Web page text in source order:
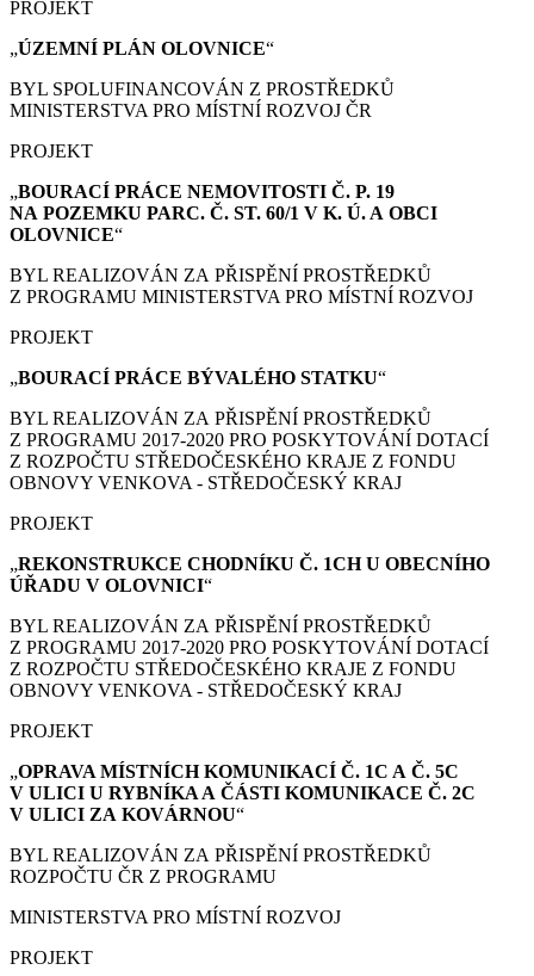
PROJEKT
„ÚZEMNÍ PLÁN OLOVNICE“
BYL SPOLUFINANCOVÁN Z PROSTŘEDKŮ
MINISTERSTVA PRO MÍSTNÍ ROZVOJ ČR
PROJEKT
„BOURACÍ PRÁCE NEMOVITOSTI Č. P. 19
NA POZEMKU PARC. Č. ST. 60/1 V K. Ú. A OBCI
OLOVNICE“
BYL REALIZOVÁN ZA PŘISPĚNÍ PROSTŘEDKŮ
Z PROGRAMU MINISTERSTVA PRO MÍSTNÍ ROZVOJ
PROJEKT
„BOURACÍ PRÁCE BÝVALÉHO STATKU“
BYL REALIZOVÁN ZA PŘISPĚNÍ PROSTŘEDKŮ
Z PROGRAMU 2017-2020 PRO POSKYTOVÁNÍ DOTACÍ
Z ROZPOČTU STŘEDOČESKÉHO KRAJE Z FONDU
OBNOVY VENKOVA - STŘEDOČESKÝ KRAJ
PROJEKT
„REKONSTRUKCE CHODNÍKU Č. 1CH U OBECNÍHO
ÚŘADU V OLOVNICI“
BYL REALIZOVÁN ZA PŘISPĚNÍ PROSTŘEDKŮ
Z PROGRAMU 2017-2020 PRO POSKYTOVÁNÍ DOTACÍ
Z ROZPOČTU STŘEDOČESKÉHO KRAJE Z FONDU
OBNOVY VENKOVA - STŘEDOČESKÝ KRAJ
PROJEKT
„OPRAVA MÍSTNÍCH KOMUNIKACÍ Č. 1C A Č. 5C
V ULICI U RYBNÍKA A ČÁSTI KOMUNIKACE Č. 2C
V ULICI ZA KOVÁRNOU“
BYL REALIZOVÁN ZA PŘISPĚNÍ PROSTŘEDKŮ
ROZPOČTU ČR Z PROGRAMU
MINISTERSTVA PRO MÍSTNÍ ROZVOJ
PROJEKT